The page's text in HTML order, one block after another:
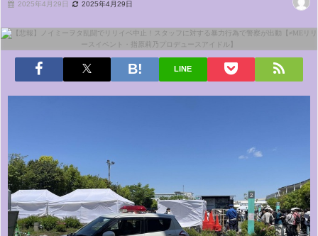
2025年4月29日 2025年4月29日
LINE